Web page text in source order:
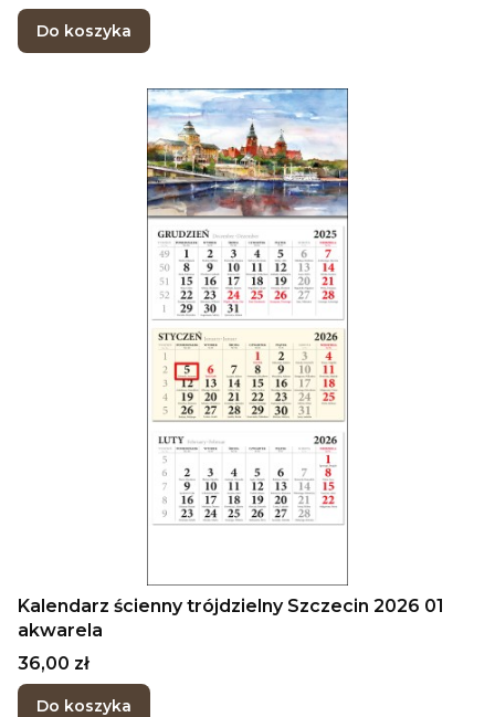
Do koszyka
Kalendarz ścienny trójdzielny Szczecin 2026 01
akwarela
Cena
36,00 zł
Do koszyka